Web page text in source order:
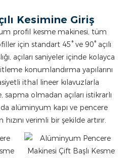
Kesimine Giriş
profil kesme makinesi, tüm
için standart 45° ve 90° açılı
açıları saniyeler içinde kolayca
konumlandırma yapılarını
ithal lineer kılavuzlarla
sapma olmadan açıları istikrarlı
alüminyum kapı ve pencere
verimli bir şekilde artırır.